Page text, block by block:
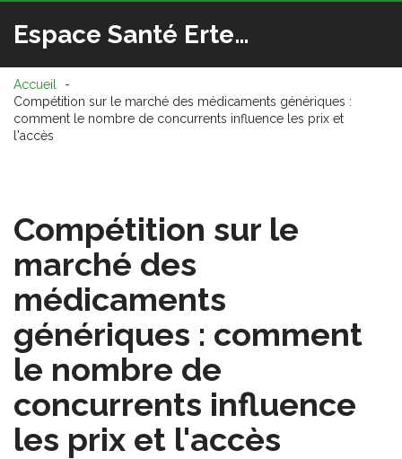
Espace Santé Ertedis
Accueil
Compétition sur le marché des médicaments génériques :
comment le nombre de concurrents influence les prix et
l'accès
Compétition sur le
marché des
médicaments
génériques : comment
le nombre de
concurrents influence
les prix et l'accès